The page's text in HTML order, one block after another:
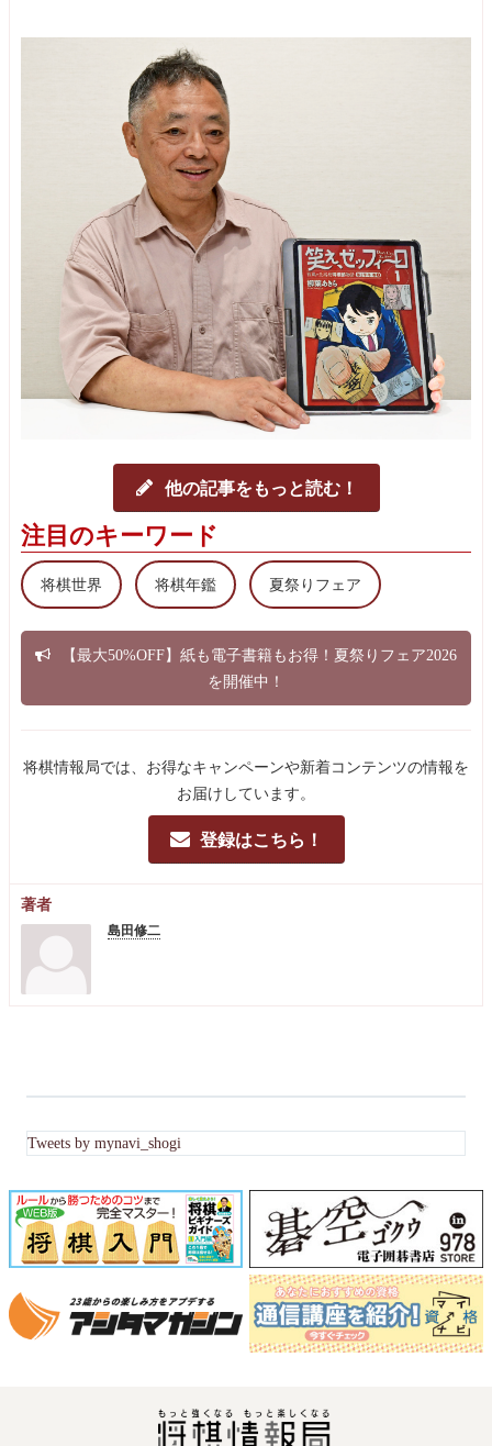
他の記事をもっと読む！
注目のキーワード
将棋世界 将棋年鑑 夏祭りフェア
【最大50%OFF】紙も電子書籍もお得！夏祭りフェア2026
を開催中！
将棋情報局では、お得なキャンペーンや新着コンテンツの情報を
お届けしています。
登録はこちら！
著者
島田修二
Tweets by mynavi_shogi